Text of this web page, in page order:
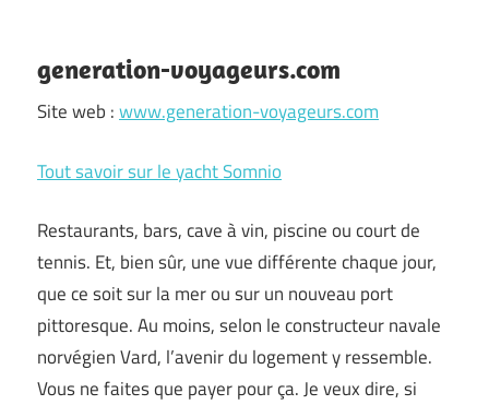
generation-voyageurs.com
Site web :www.generation-voyageurs.com
Tout savoir sur le yacht Somnio
Restaurants, bars, cave à vin, piscine ou court de
tennis. Et, bien sûr, une vue différente chaque jour,
que ce soit sur la mer ou sur un nouveau port
pittoresque. Au moins, selon le constructeur navale
norvégien Vard, l’avenir du logement y ressemble.
Vous ne faites que payer pour ça. Je veux dire, si